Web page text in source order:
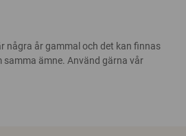
några år gammal och det kan finnas
samma ämne. Använd gärna vår